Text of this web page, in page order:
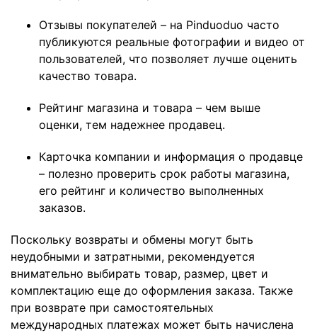
Отзывы покупателей – на Pinduoduo часто
публикуются реальные фотографии и видео от
пользователей, что позволяет лучше оценить
качество товара.
Рейтинг магазина и товара – чем выше
оценки, тем надежнее продавец.
Карточка компании и информация о продавце
– полезно проверить срок работы магазина,
его рейтинг и количество выполненных
заказов.
Поскольку возвраты и обмены могут быть
неудобными и затратными, рекомендуется
внимательно выбирать товар, размер, цвет и
комплектацию еще до оформления заказа. Также
при возврате при самостоятельных
международных платежах может быть начислена